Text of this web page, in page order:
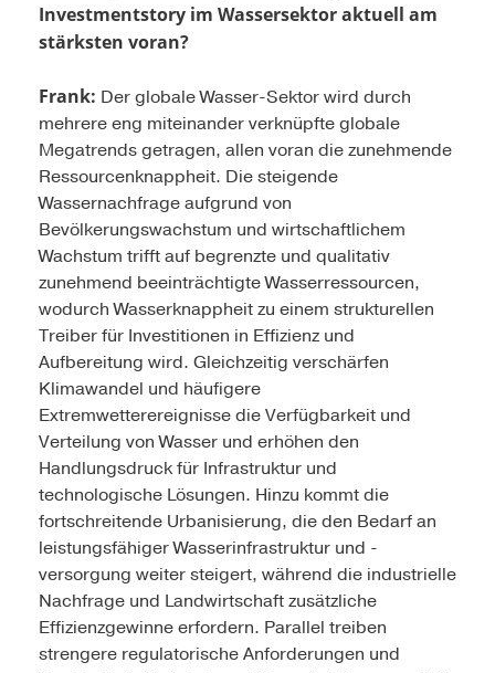
Investmentstory im Wassersektor aktuell am
stärksten voran?
Frank: Der globale Wasser-Sektor wird durch
mehrere eng miteinander verknüpfte globale
Megatrends getragen, allen voran die zunehmende
Ressourcenknappheit. Die steigende
Wassernachfrage aufgrund von
Bevölkerungswachstum und wirtschaftlichem
Wachstum trifft auf begrenzte und qualitativ
zunehmend beeinträchtigte Wasserressourcen,
wodurch Wasserknappheit zu einem strukturellen
Treiber für Investitionen in Effizienz und
Aufbereitung wird. Gleichzeitig verschärfen
Klimawandel und häufigere
Extremwetterereignisse die Verfügbarkeit und
Verteilung von Wasser und erhöhen den
Handlungsdruck für Infrastruktur und
technologische Lösungen. Hinzu kommt die
fortschreitende Urbanisierung, die den Bedarf an
leistungsfähiger Wasserinfrastruktur und -
versorgung weiter steigert, während die industrielle
Nachfrage und Landwirtschaft zusätzliche
Effizienzgewinne erfordern. Parallel treiben
strengere regulatorische Anforderungen und